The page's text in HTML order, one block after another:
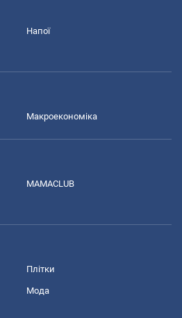
Напої
Макроекономіка
MAMACLUB
Плітки
Мода